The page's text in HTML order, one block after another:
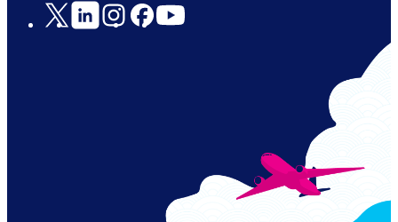
Social